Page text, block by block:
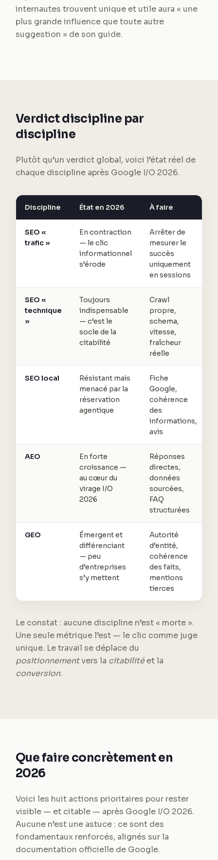
internautes trouvent unique et utile aura « une
plus grande influence que toute autre
suggestion » de son guide.
Verdict discipline par
discipline
Plutôt qu’un verdict global, voici l’état réel de
chaque discipline après Google I/O 2026.
Discipline État en 2026 À faire
SEO «
trafic »
En contraction
— le clic
informationnel
s’érode
Arrêter de
mesurer le
succès
uniquement
en sessions
SEO «
technique
»
Toujours
indispensable
— c’est le
socle de la
citabilité
Crawl
propre,
schema,
vitesse,
fraîcheur
réelle
SEO local
Résistant mais
menacé par la
réservation
agentique
Fiche
Google,
cohérence
des
informations,
avis
AEO
En forte
croissance —
au cœur du
virage I/O
2026
Réponses
directes,
données
sourcées,
FAQ
structurées
GEO
Émergent et
différenciant
— peu
d’entreprises
s’y mettent
Autorité
d’entité,
cohérence
des faits,
mentions
tierces
Le constat : aucune discipline n’est « morte ».
Une seule métrique l’est — le clic comme juge
unique. Le travail se déplace du
positionnementvers la citabilitéet la
conversion.
Que faire concrètement en
2026
Voici les huit actions prioritaires pour rester
visible — et citable — après Google I/O 2026.
Aucune n’est une astuce : ce sont des
fondamentaux renforcés, alignés sur la
documentation officielle de Google.